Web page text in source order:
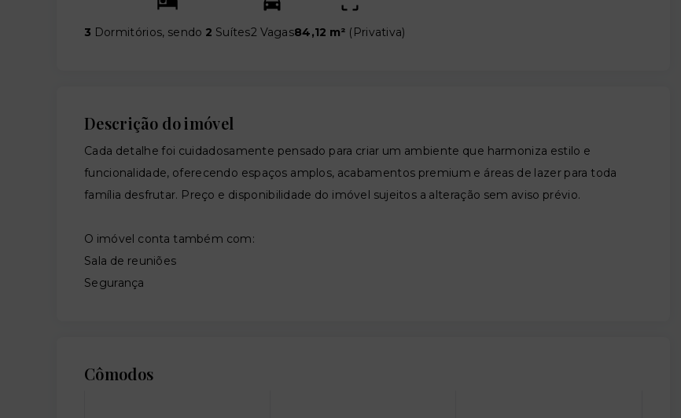
3 Dormitórios, sendo 2 Suítes2 Vagas84,12 m² ( Privativa)
Descrição do imóvel
Cada detalhe foi cuidadosamente pensado para criar um ambiente que harmoniza estilo e
funcionalidade, oferecendo espaços amplos, acabamentos premium e áreas de lazer para toda
família desfrutar. Preço e disponibilidade do imóvel sujeitos a alteração sem aviso prévio.
O imóvel conta também com:
Sala de reuniões
Segurança
Cômodos